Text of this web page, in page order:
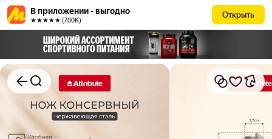
В приложении - выгодно
★★★★★ (700К)
Открыть